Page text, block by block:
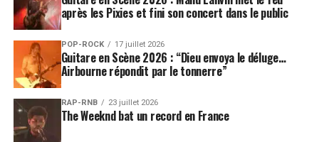
Le retour avait déjà commencé avec
premier single dévoilé au printemps 2026. Le titre,
accompagné d’un clip réalisé parEdie Blanchard, a
permis à Pierre de Maere de réapparaître dans une
forme très physique, portée par la danse, l’énergie
collective et cette manière de transformer la bizarrerie
en force de séduction. Le clip montre notamment le
après les Pixies et fini son concert dans le public
POP-ROCK 17 juillet 2026
Guitare en Scène 2026 : “Dieu envoya le déluge…
Airbourne répondit par le tonnerre”
RAP-RNB 23 juillet 2026
The Weeknd bat un record en France